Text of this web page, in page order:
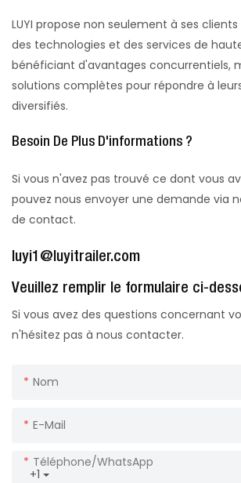
LUYI propose non seulement à ses
des technologies et des services de
bénéficiant d'avantages concurrentiels,
solutions complètes pour répondre à
diversifiés.
Besoin De Plus D'informations ?
Si vous n'avez pas trouvé ce dont vous
pouvez nous envoyer une demande via
de contact.
luyi1@luyitrailer.com
Veuillez remplir le formulaire ci-
Si vous avez des questions concernant
n'hésitez pas à nous contacter.
Nom
E-Mail
+1
Téléphone/WhatsApp